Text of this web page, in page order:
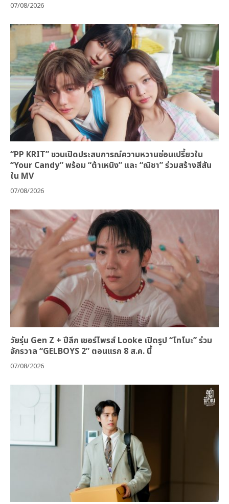
07/08/2026
“PP KRIT” ชวนเปิดประสบการณ์ความหวานซ่อนเปรี้ยวใน
“Your Candy” พร้อม “ต้าเหนิง” และ “ณิชา” ร่วมสร้างสีสัน
ใน MV
07/08/2026
วัยรุ่น Gen Z + ปีลึก เซอร์ไพรส์ Looke เปิดรูป “โทโมะ” ร่วม
จักรวาล “GELBOYS 2” ตอนแรก 8 ส.ค. นี้
07/08/2026